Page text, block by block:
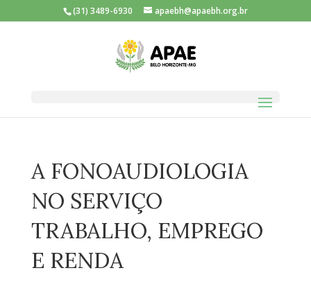
(31) 3489-6930 apaebh@apaebh.org.br
A FONOAUDIOLOGIA
NO SERVIÇO
TRABALHO, EMPREGO
E RENDA